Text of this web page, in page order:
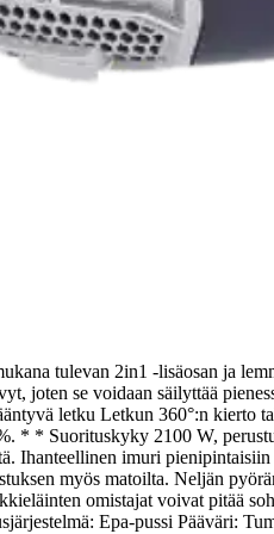
tulevan 2in1 -lisäosan ja
joten se voidaan säilyttää
letku Letkun 360°:n kierto
* * Suorituskyky 2100 W,
Ihanteellinen imuri
myös matoilta. Neljän
omistajat voivat pitää
Epa-pussi Pääväri: